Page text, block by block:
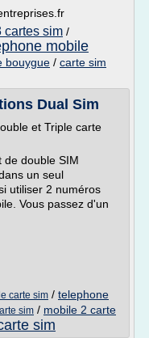
cartes sim /
mobile
bouygue / carte sim
Dual Sim
et Triple carte
de double SIM
un seul
utiliser 2 numéros
Vous passez d'un
carte sim / telephone
sim / mobile 2 carte
sim